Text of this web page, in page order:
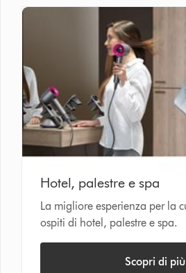
Hotel, palestre e spa
La migliore esperienza per la
ospiti di hotel, palestre e spa.
Scopri di più